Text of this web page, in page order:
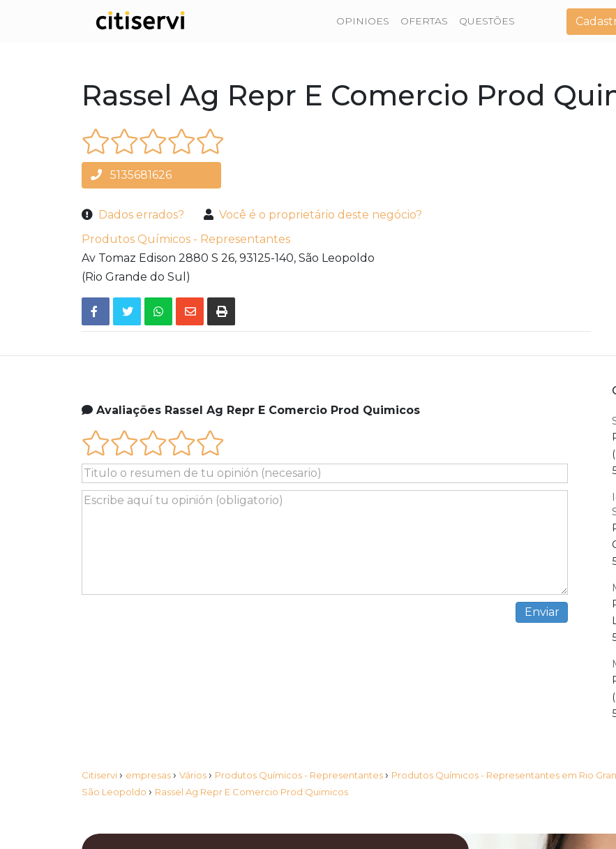
OPINIOES OFERTAS QUESTÕES
Rassel Ag Repr E Comercio Prod
5135681626
Dados errados?
Você é o proprietário deste negócio?
Produtos Químicos - Representantes
Av Tomaz Edison 2880 S 26, 93125-140, São Leopoldo
(Rio Grande do Sul)
Avaliações Rassel Ag Repr E Comercio Prod Quimicos
Citiservi › empresas › Vários › Produtos Químicos - Representantes › Produtos Químicos - Representantes em Rio
São Leopoldo › Rassel Ag Repr E Comercio Prod Quimicos